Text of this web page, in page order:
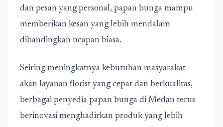
dan pesan yang personal, papan bunga mampu
memberikan kesan yang lebih mendalam
dibandingkan ucapan biasa.
Seiring meningkatnya kebutuhan masyarakat
akan layanan florist yang cepat dan berkualitas,
berbagai penyedia papan bunga di Medan terus
berinovasi menghadirkan produk yang lebih